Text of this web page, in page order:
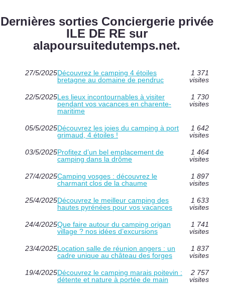
Dernières sorties Conciergerie privée
ILE DE RE sur
alapoursuitedutemps.net.
27/5/2025Découvrez le camping 4 étoiles
bretagne au domaine de pendruc
1 371
visites
22/5/2025Les lieux incontournables à visiter
pendant vos vacances en charente-
maritime
1 730
visites
05/5/2025Découvrez les joies du camping à port
grimaud, 4 étoiles !
1 642
visites
03/5/2025Profitez d’un bel emplacement de
camping dans la drôme
1 464
visites
27/4/2025Camping vosges : découvrez le
charmant clos de la chaume
1 897
visites
25/4/2025Découvrez le meilleur camping des
hautes pyrénées pour vos vacances
1 633
visites
24/4/2025Que faire autour du camping origan
village ? nos idées d’excursions
1 741
visites
23/4/2025Location salle de réunion angers : un
cadre unique au château des forges
1 837
visites
19/4/2025Découvrez le camping marais poitevin :
détente et nature à portée de main
2 757
visites